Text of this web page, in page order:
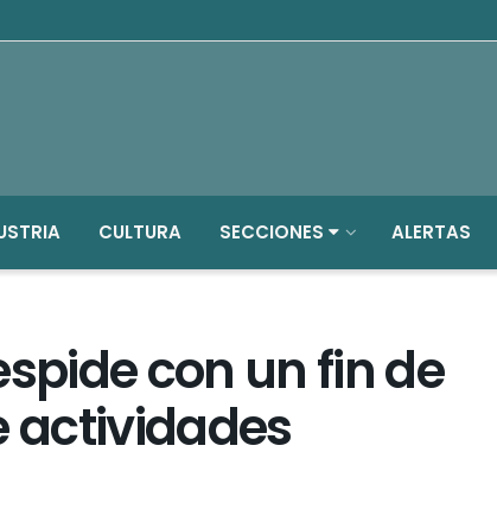
CULTURA SECCIONES ALERTAS
con un fin de
actividades